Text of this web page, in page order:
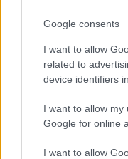
Google consents
I want to allow
related to
device identifiers
I want to allow
Google for online
I want to allow